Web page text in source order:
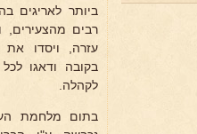
ביותר לאריגים
רבים מהצעירים,
עזרה, ויסדו את
בקובה ודאגו
לקהלה.
בתום מלחמת